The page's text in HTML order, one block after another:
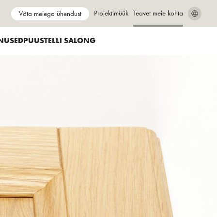
SEARCH CLOSE
Võta meiega ühendust Show submenu for
Projektimüük Show submenu for
Teavet meie kohta
PUUSTELLI SALONG